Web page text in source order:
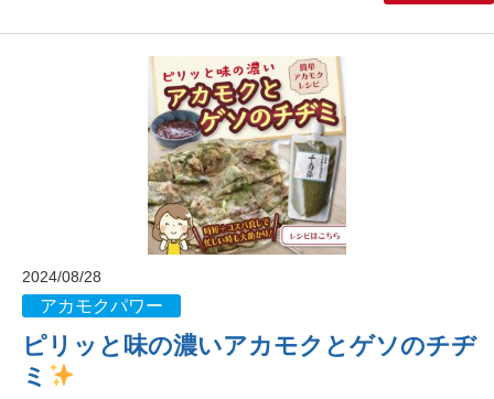
2024/08/28
アカモクパワー
ピリッと味の濃いアカモクとゲソのチヂ
ミ